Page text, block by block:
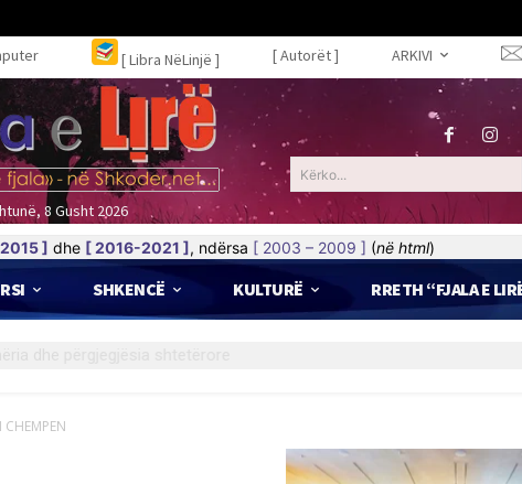
[ Libra NëLinjë ] [ Autorët ] ARKIVI
8 Gusht 2026
Kërko...
] dhe [ 2016-2021 ], ndërsa [ 2003 – 2009 ] (në html)
SHKENCË KULTURË RRETH “FJALA E
CHEMPEN